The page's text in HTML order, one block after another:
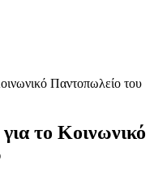
Παντοπωλείο του
το Κοινωνικό